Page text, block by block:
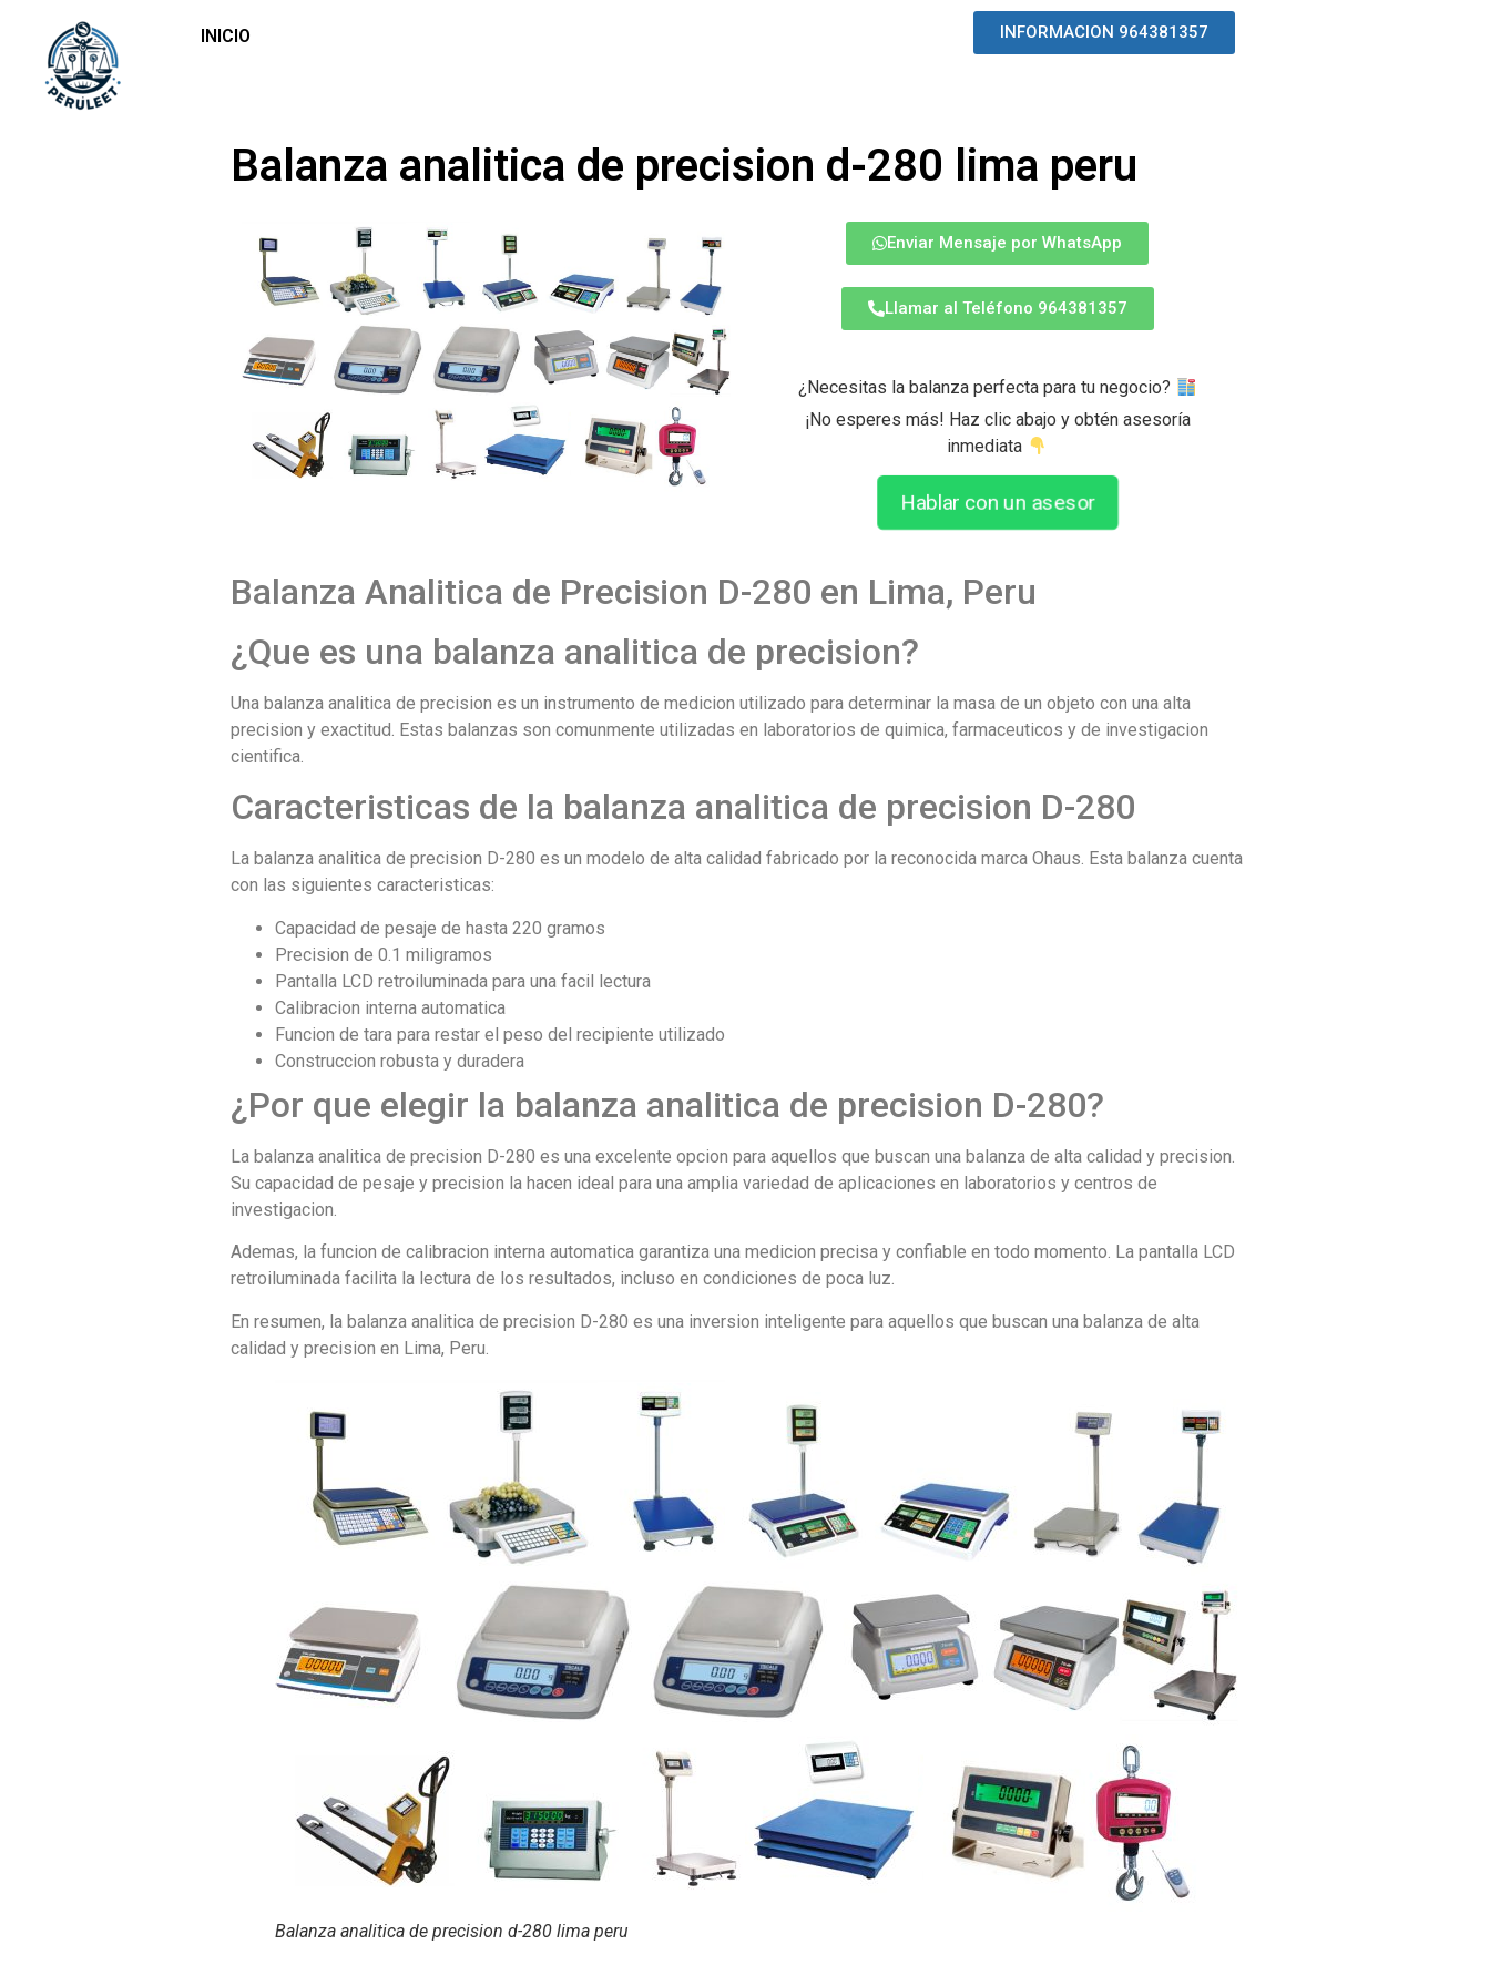
INICIO INFORMACION 964381357
Balanza analitica de precision d-280 lima peru
Enviar Mensaje por WhatsApp
Llamar al Teléfono 964381357
¿Necesitas la balanza perfecta para tu negocio?
¡No esperes más! Haz clic abajo y obtén asesoría
inmediata
Hablar con un asesor
Balanza Analitica de Precision D-280 en Lima, Peru
¿Que es una balanza analitica de precision?
Una balanza analitica de precision es un instrumento de medicion utilizado para determinar la masa de un objeto con una alta
precision y exactitud. Estas balanzas son comunmente utilizadas en laboratorios de quimica, farmaceuticos y de investigacion
cientifica.
Caracteristicas de la balanza analitica de precision D-280
La balanza analitica de precision D-280 es un modelo de alta calidad fabricado por la reconocida marca Ohaus. Esta balanza cuenta
con las siguientes caracteristicas:
Capacidad de pesaje de hasta 220 gramos
Precision de 0.1 miligramos
Pantalla LCD retroiluminada para una facil lectura
Calibracion interna automatica
Funcion de tara para restar el peso del recipiente utilizado
Construccion robusta y duradera
¿Por que elegir la balanza analitica de precision D-280?
La balanza analitica de precision D-280 es una excelente opcion para aquellos que buscan una balanza de alta calidad y precision.
Su capacidad de pesaje y precision la hacen ideal para una amplia variedad de aplicaciones en laboratorios y centros de
investigacion.
Ademas, la funcion de calibracion interna automatica garantiza una medicion precisa y confiable en todo momento. La pantalla LCD
retroiluminada facilita la lectura de los resultados, incluso en condiciones de poca luz.
En resumen, la balanza analitica de precision D-280 es una inversion inteligente para aquellos que buscan una balanza de alta
calidad y precision en Lima, Peru.
Balanza analitica de precision d-280 lima peru